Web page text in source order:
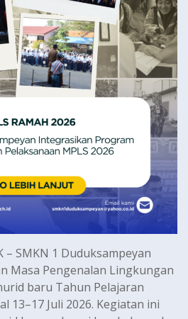
– SMKN 1 Duduksampeyan
Masa Pengenalan Lingkungan
baru Tahun Pelajaran
13–17 Juli 2026. Kegiatan ini